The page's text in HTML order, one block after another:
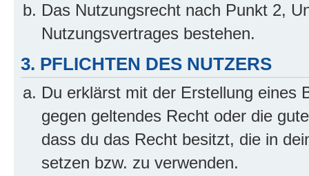
Das Nutzungsrecht nach Punkt 2,
Nutzungsvertrages bestehen.
3. PFLICHTEN DES NUTZERS
Du erklärst mit der Erstellung eines
gegen geltendes Recht oder die
dass du das Recht besitzt, die in
setzen bzw. zu verwenden.